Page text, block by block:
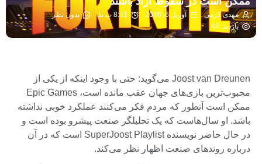
مهدی کرمی آوریل 6, 2026 8:51 ب.ظ
بدون نظر
بازدید: 48
Joost van Dreunen می‌گوید: حتی با وجود اینکه از یکی از
محبوب‌ترین بازی‌های جهان عقب مانده است، Epic Games
ممکن است آنطور که مردم فکر می‌کنند عملکرد خوبی نداشته
باشد. او سال‌هاست که یک تحلیلگر صنعت پیشرو بوده است و
در حال حاضر نویسنده SuperJoost Playlist است که در آن
درباره روندهای صنعت اظهار نظر می‌کند.